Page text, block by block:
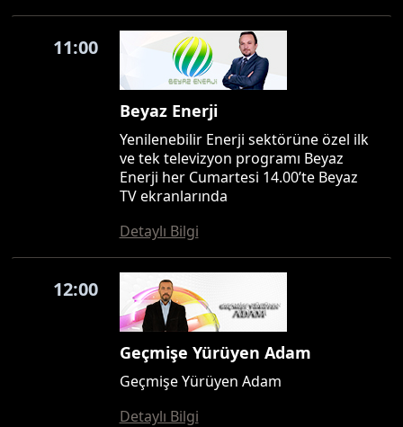
11:00
Beyaz Enerji
Yenilenebilir Enerji sektörüne özel ilk
ve tek televizyon programı Beyaz
Enerji her Cumartesi 14.00’te Beyaz
TV ekranlarında
Detaylı Bilgi
12:00
Geçmişe Yürüyen Adam
Geçmişe Yürüyen Adam
Detaylı Bilgi